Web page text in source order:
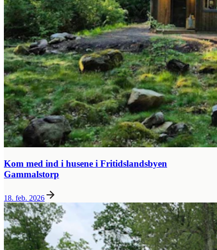
Kom med ind i husene i Fritidslandsbyen
Gammalstorp
18. feb. 2026